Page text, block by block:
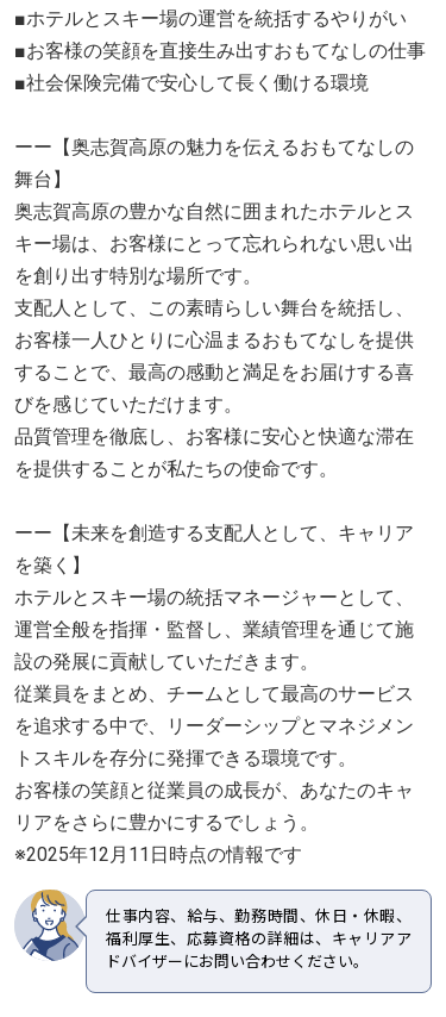
■ホテルとスキー場の運営を統括するやりがい
■お客様の笑顔を直接生み出すおもてなしの仕事
■社会保険完備で安心して長く働ける環境
ーー【奥志賀高原の魅力を伝えるおもてなしの
舞台】
奥志賀高原の豊かな自然に囲まれたホテルとス
キー場は、お客様にとって忘れられない思い出
を創り出す特別な場所です。
支配人として、この素晴らしい舞台を統括し、
お客様一人ひとりに心温まるおもてなしを提供
することで、最高の感動と満足をお届けする喜
びを感じていただけます。
品質管理を徹底し、お客様に安心と快適な滞在
を提供することが私たちの使命です。
ーー【未来を創造する支配人として、キャリア
を築く】
ホテルとスキー場の統括マネージャーとして、
運営全般を指揮・監督し、業績管理を通じて施
設の発展に貢献していただきます。
従業員をまとめ、チームとして最高のサービス
を追求する中で、リーダーシップとマネジメン
トスキルを存分に発揮できる環境です。
お客様の笑顔と従業員の成長が、あなたのキャ
リアをさらに豊かにするでしょう。
※2025年12月11日時点の情報です
仕事内容、給与、勤務時間、休日・休暇、
福利厚生、応募資格の詳細は、キャリアア
ドバイザーにお問い合わせください。